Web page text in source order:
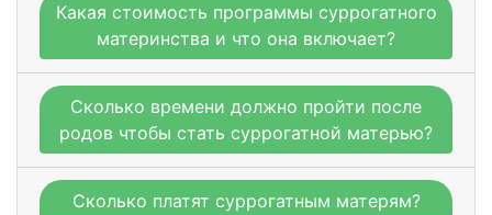
Какая стоимость программы суррогатного
материнства и что она включает?
Сколько времени должно пройти после
родов чтобы стать суррогатной матерью?
Сколько платят суррогатным матерям?